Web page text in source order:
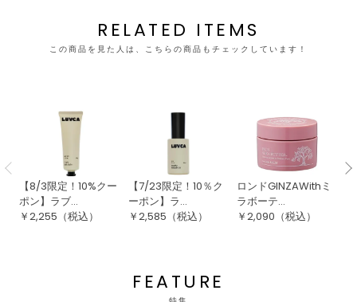
RELATED ITEMS
この商品を見た人は、こちらの商品もチェックしています！
【8/3限定！10%クー
ポン】ラブ...
￥2,255 （税込）
【7/23限定！10％ク
ーポン】ラ...
￥2,585 （税込）
ロンドGINZAWithミ
ラボーテ...
￥2,090 （税込）
FEATURE